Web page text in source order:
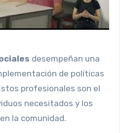
desempeñan una
de políticas
profesionales son el
necesitados y los
la comunidad.